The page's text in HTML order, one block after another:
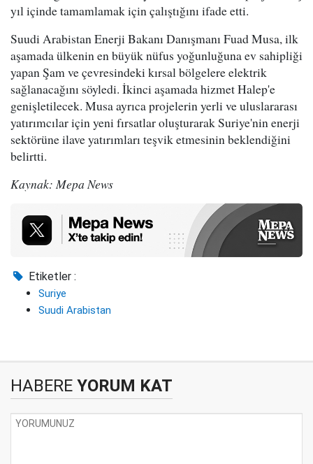
yıl içinde tamamlamak için çalıştığını ifade etti.
Suudi Arabistan Enerji Bakanı Danışmanı Fuad Musa, ilk
aşamada ülkenin en büyük nüfus yoğunluğuna ev sahipliği
yapan Şam ve çevresindeki kırsal bölgelere elektrik
sağlanacağını söyledi. İkinci aşamada hizmet Halep'e
genişletilecek. Musa ayrıca projelerin yerli ve uluslararası
yatırımcılar için yeni fırsatlar oluşturarak Suriye'nin enerji
sektörüne ilave yatırımları teşvik etmesinin beklendiğini
belirtti.
Kaynak: Mepa News
Etiketler :
Suriye
Suudi Arabistan
HABERE YORUM KAT